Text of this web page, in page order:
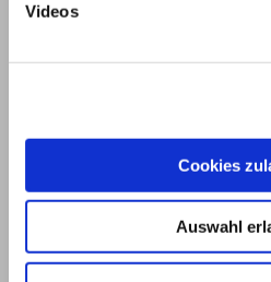
Videos
Cookies
Auswahl
©
Impressum und